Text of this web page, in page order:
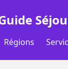
Régions